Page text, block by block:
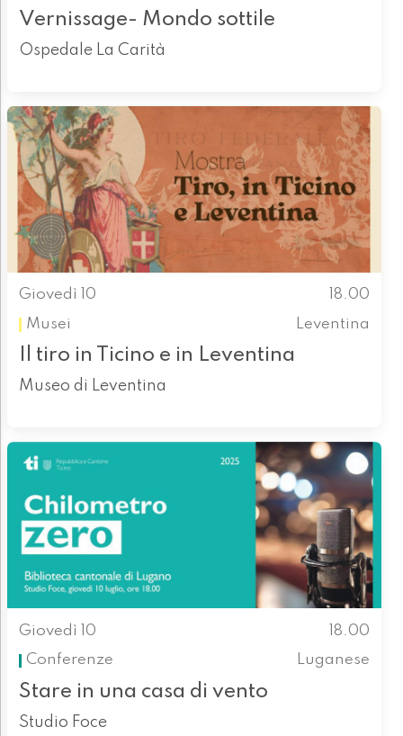
Vernissage- Mondo sottile
Ospedale La Carità
Giovedì 10
18.00
Musei
Leventina
Il tiro in Ticino e in Leventina
Museo di Leventina
Giovedì 10
18.00
Conferenze
Luganese
Stare in una casa di vento
Studio Foce